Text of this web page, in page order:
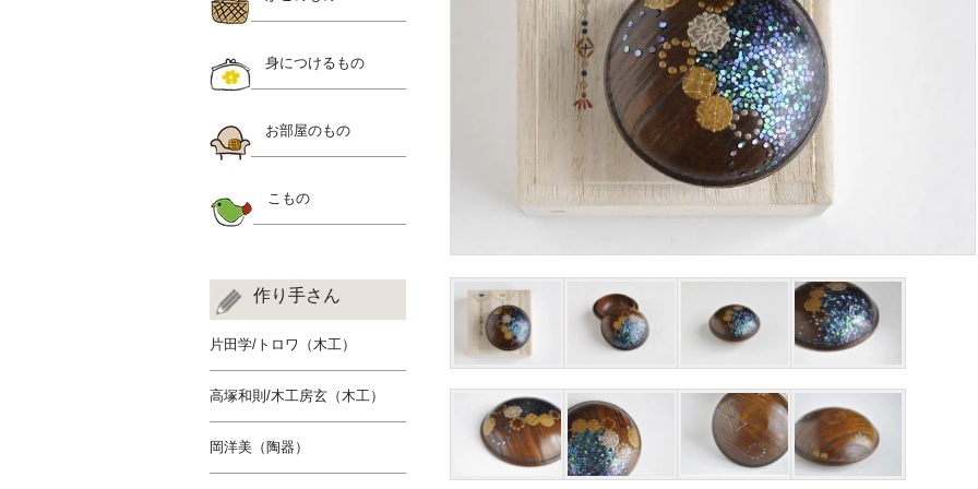
身につけるもの
お部屋のもの
こもの
作り手さん
片田学/トロワ（木工）
高塚和則/木工房玄（木工）
岡洋美（陶器）